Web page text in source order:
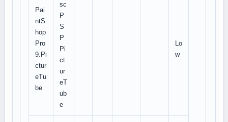
Pai
ntS
hop
Pro
9.Pi
ctur
eTu
be
sc
P
S
P
Pi
ct
ur
eT
ub
e
Lo
w